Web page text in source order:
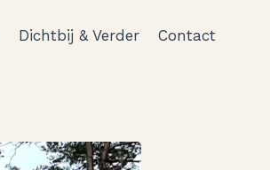
Dichtbij & Verder Contact